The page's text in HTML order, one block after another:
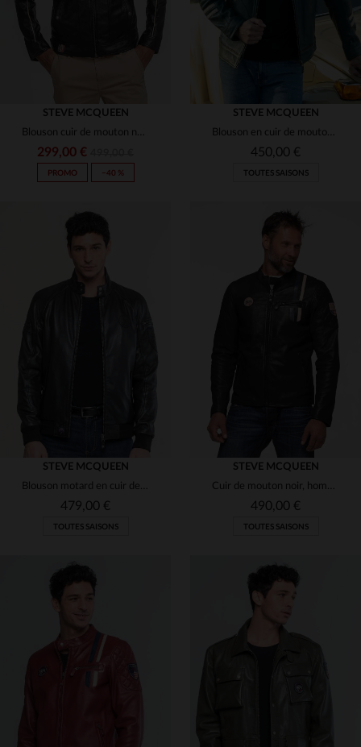
TAILLES DISPONIBLES
STEVE MCQUEEN
Blouson cuir de mouton noir, léger, inspiré par Steve McQueen.
299,00 €
PROMO −40 %
TAILLES DISPONIBLES
STEVE MCQUEEN
Blouson en cuir de mouton bleu pétrole. Léger, souple et intemporel.
450,00 €
TOUTES SAISONS
TAILLES DISPONIBLES
3XL
STEVE MCQUEEN
Blouson motard en cuir de mouton noir, souple et intemporel, McQueen.
479,00 €
TOUTES SAISONS
STEVE MCQUEEN
Cuir de mouton noir, hommage à McQueen.Doux, matelassé, coupe regular.
490,00 €
TOUTES SAISONS